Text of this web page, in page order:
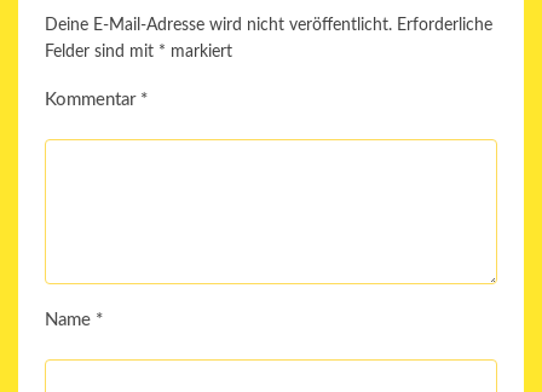
Deine E-Mail-Adresse wird nicht veröffentlicht. Erforderliche
Felder sind mit * markiert
Kommentar *
Name *